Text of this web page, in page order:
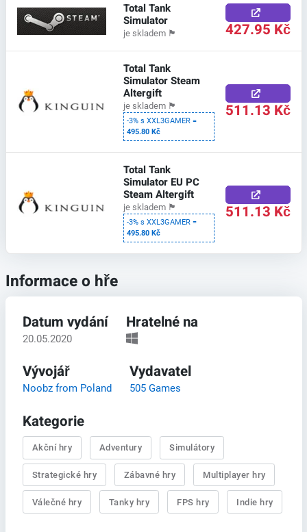
Total Tank
Simulator
je skladem 🏴 427.95 Kč
Total Tank
Simulator Steam
Altergift
je skladem 🏴
-3% s XXL3GAMER =
495.80 Kč
511.13 Kč
Total Tank
Simulator EU PC
Steam Altergift
je skladem 🏴
-3% s XXL3GAMER =
495.80 Kč
511.13 Kč
Informace o hře
Datum vydání
20.05.2020
Hratelné na
Vývojář
Noobz from Poland
Vydavatel
505 Games
Kategorie
Akční hry Adventury Simulátory
Strategické hry Zábavné hry Multiplayer hry
Válečné hry Tanky hry FPS hry Indie hry